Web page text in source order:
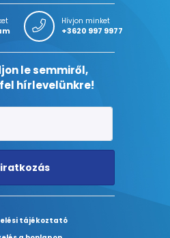
Hívjon minket
+3620 997 9977
le semmiről,
hírlevelünkre!
tájékoztató